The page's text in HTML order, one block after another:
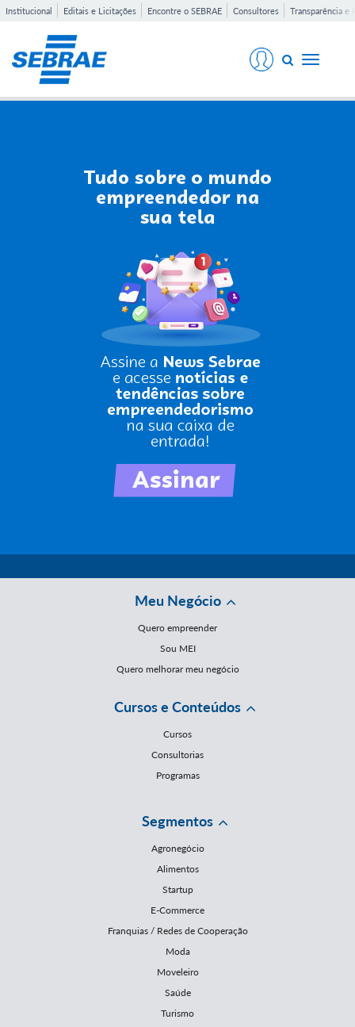
Institucional Editais e Licitações Encontre o SEBRAE Consultores Transparência e
Toggle
Meu Negócio
Quero empreender
Sou MEI
Quero melhorar meu negócio
Cursos e Conteúdos
Cursos
Consultorias
Programas
Segmentos
Agronegócio
Alimentos
Startup
E-Commerce
Franquias / Redes de Cooperação
Moda
Moveleiro
Saúde
Turismo